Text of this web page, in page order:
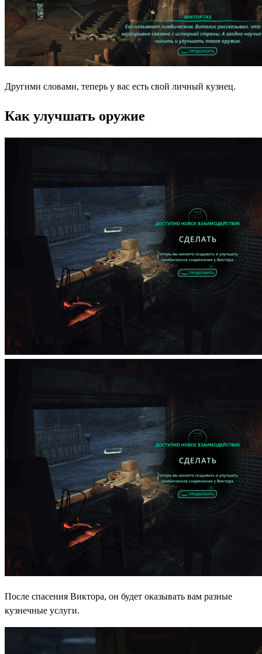
Другими словами, теперь у вас есть свой личный кузнец.
Как улучшать оружие
После спасения Виктора, он будет оказывать вам разные
кузнечные услуги.